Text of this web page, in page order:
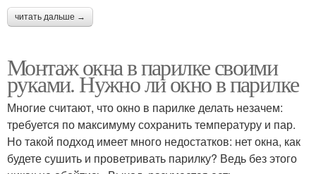
читать дальше →
Монтаж окна в парилке своими
руками. Нужно ли окно в парилке
Многие считают, что окно в парилке делать незачем:
требуется по максимуму сохранить температуру и пар.
Но такой подход имеет много недостатков: нет окна, как
будете сушить и проветривать парилку? Ведь без этого